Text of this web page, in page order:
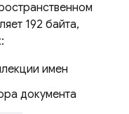
192 байта,
имен
документа